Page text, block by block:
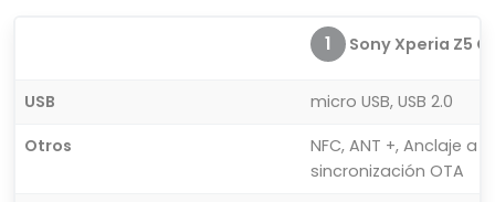
1 Sony Xperia Z5
USB
micro USB, USB 2.0
Otros
NFC, ANT +, Anclaje
sincronización OTA